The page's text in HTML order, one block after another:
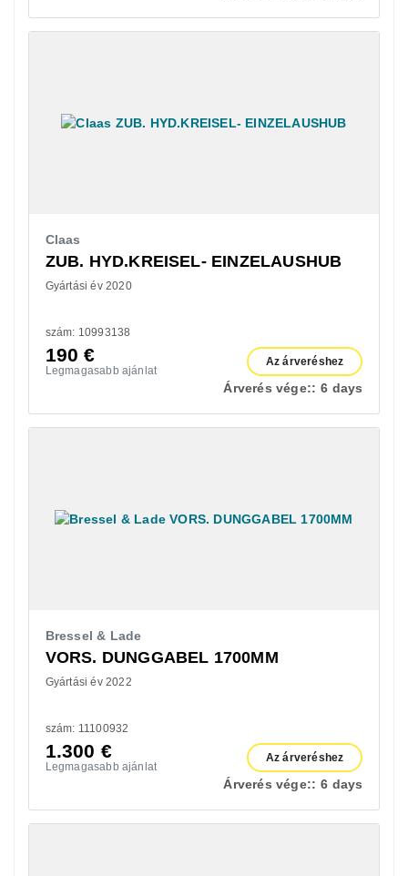
Claas
ZUB. HYD.KREISEL- EINZELAUSHUB
Gyártási év 2020
szám: 10993138
190€
Legmagasabb ajánlat
Az árveréshez
Árverés vége:: 6 days
Bressel & Lade
VORS. DUNGGABEL 1700MM
Gyártási év 2022
szám: 11100932
1.300 €
Legmagasabb ajánlat
Az árveréshez
Árverés vége:: 6 days